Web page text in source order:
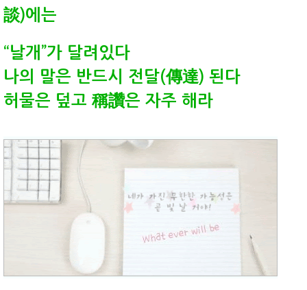
談)에는
“날개”가 달려있다
나의 말은 반드시 전달(傳達) 된다
허물은 덮고 稱讚은 자주 해라